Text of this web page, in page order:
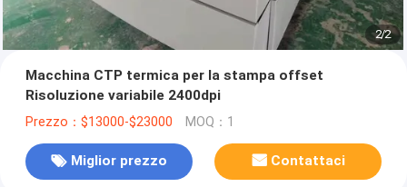
2/2
Macchina CTP termica per la stampa offset
Risoluzione variabile 2400dpi
Prezzo：$13000-$23000 MOQ：1
Miglior prezzo Contattaci